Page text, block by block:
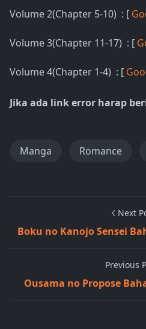
Volume 2(Chapter 5-10) : [
Volume 3(Chapter 11-17) : [
Volume 4(Chapter 1-4) : [
Jika ada link error harap
Manga Romance
Next
Boku no Kanojo Sensei
Previous
Ousama no Propose